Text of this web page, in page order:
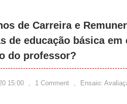
de Carreira e
de educação básica
do professor?
15:00 , 1 Comment , Ensaio: